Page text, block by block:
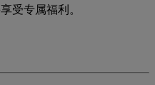
受专属福利。